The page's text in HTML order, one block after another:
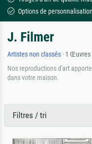
Options de
J. Filmer
Artistes non classés · 1
Nos reproductions d'art
dans votre maison.
Filtres / tri